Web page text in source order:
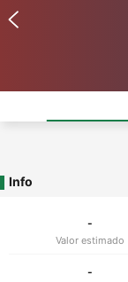
Info
-
Valor estimado
-